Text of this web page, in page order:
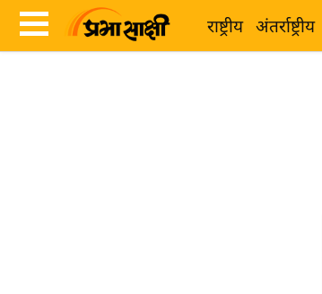
राष्ट्रीय अंतर्राष्ट्रीय